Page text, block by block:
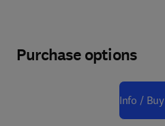
Purchase options
Info / Buy